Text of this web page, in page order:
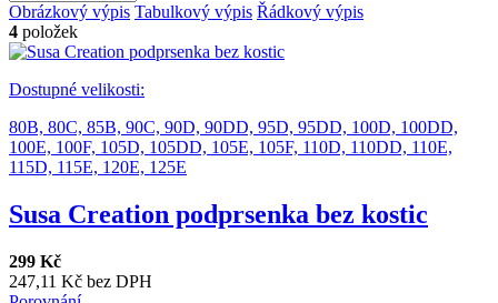
Obrázkový výpis Tabulkový výpis Řádkový výpis
4 položek
Dostupné velikosti:
80B, 80C, 85B, 90C, 90D, 90DD, 95D, 95DD, 100D, 100DD,
100E, 100F, 105D, 105DD, 105E, 105F, 110D, 110DD, 110E,
115D, 115E, 120E, 125E
Susa Creation podprsenka bez kostic
299 Kč
247,11 Kč bez DPH